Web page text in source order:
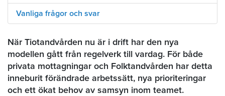
Vanliga frågor och svar
När Tiotandvården nu är i drift har den nya
modellen gått från regelverk till vardag. För både
privata mottagningar och Folktandvården har detta
inneburit förändrade arbetssätt, nya prioriteringar
och ett ökat behov av samsyn inom teamet.